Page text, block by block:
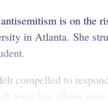
is on the
in Atlanta. She
compelled to
toxic lies allows